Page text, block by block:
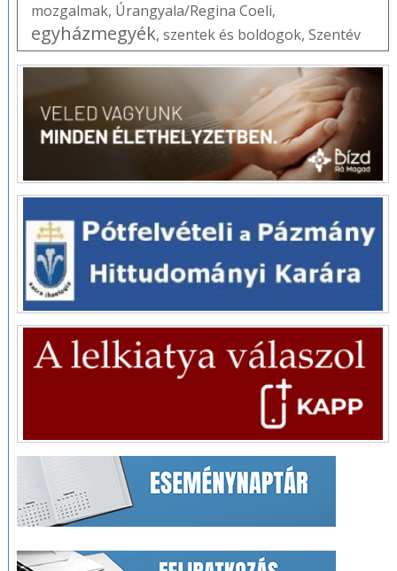
mozgalmak, Úrangyala/Regina Coeli,
egyházmegyék, szentek és boldogok, Szentév